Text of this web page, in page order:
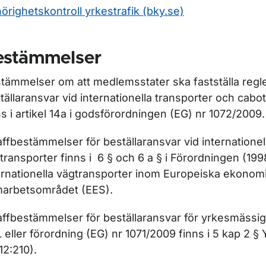
yrkestrafik (bky.se)
om att medlemsstater ska fastställa
vid internationella transporter och
i artikel 14a i godsförordningen (EG) nr 1072/2009.
för beställaransvar vid
finns i 6 § och 6 a § i Förordningen
vägtransporter inom Europeiska
(EES).
för beställaransvar för
eller förordning (EG) nr 1071/2009 finns i 5 kap 2 §